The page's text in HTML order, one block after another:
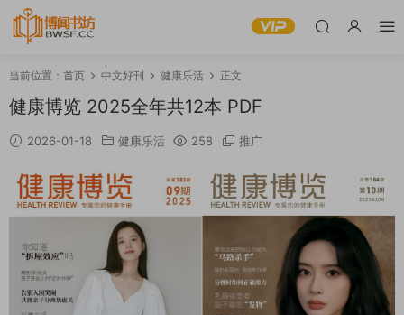
当前位置： 首页 中文好刊 健康乐活 正文
健康博览 2025全年共12本 PDF
2026-01-18 健康乐活 258 推广